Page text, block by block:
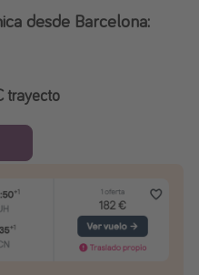
desde Barcelona:
trayecto